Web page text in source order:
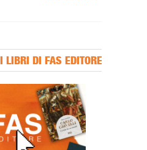
I LIBRI DI FAS EDITORE